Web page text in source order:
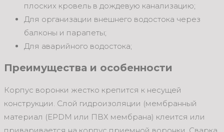
плоских кровель в дождевую канализацию;
Для организации внешнего водостока через
балконы и парапеты;
Для аварийного водостока;
Преимущества и особенности
Корпус воронки жестко крепится к несущей
конструкции. Слой гидроизоляции (мембранный
материал (EPDM или ПВХ мембрана) клеится или